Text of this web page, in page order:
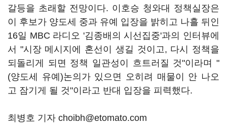
갈등을 초래할 전망이다. 이호승 청와대 정책실장은
이 후보가 양도세 중과 유예 입장을 밝히고 나흘 뒤인
16일 MBC 라디오 '김종배의 시선집중'과의 인터뷰에
서 "시장 메시지에 혼선이 생길 것이고, 다시 정책을
되돌리게 되면 정책 일관성이 흐트러질 것"이라며 "
(양도세 유예)논의가 있으면 오히려 매물이 안 나오
고 잠기게 될 것"이라고 반대 입장을 피력했다.
최병호 기자 choibh@etomato.com